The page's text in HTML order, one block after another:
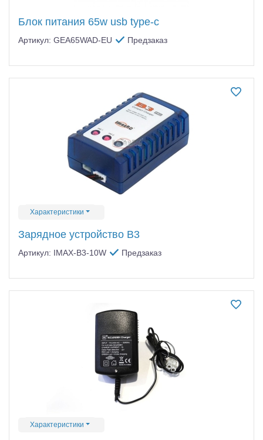
Блок питания 65w usb type-c
Артикул: GEA65WAD-EU Предзаказ
Характеристики
Зарядное устройство B3
Артикул: IMAX-B3-10W Предзаказ
Характеристики